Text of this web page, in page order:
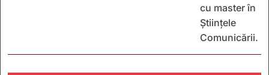
cu master în
Științele
Comunicării.